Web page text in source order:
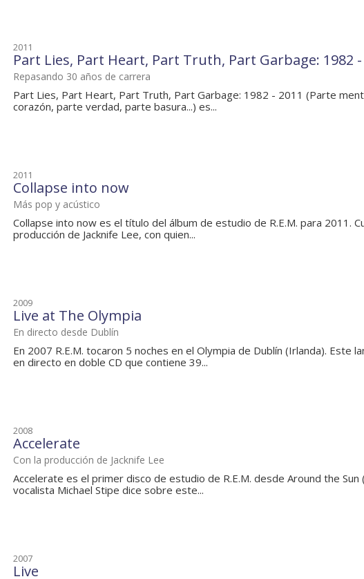
2011
Part Lies, Part Heart, Part Truth, Part Garbage: 1982 -
Repasando 30 años de carrera
Part Lies, Part Heart, Part Truth, Part Garbage: 1982 - 2011 (Parte
corazón, parte verdad, parte basura...) es...
2011
Collapse into now
Más pop y acústico
Collapse into now es el título del álbum de estudio de R.E.M. para 2011.
producción de Jacknife Lee, con quien...
2009
Live at The Olympia
En directo desde Dublín
En 2007 R.E.M. tocaron 5 noches en el Olympia de Dublín (Irlanda). Este
en directo en doble CD que contiene 39...
2008
Accelerate
Con la producción de Jacknife Lee
Accelerate es el primer disco de estudio de R.E.M. desde Around the Sun
vocalista Michael Stipe dice sobre este...
2007
Live